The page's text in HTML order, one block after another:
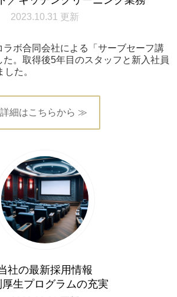
2023.10.31 更新
ラボ合同会社による「サーブセーフ講
た。取得後5年目のスタッフと新入社員
た。
詳細はこちらから ≫
社の最新採用情報
生プログラムの充実